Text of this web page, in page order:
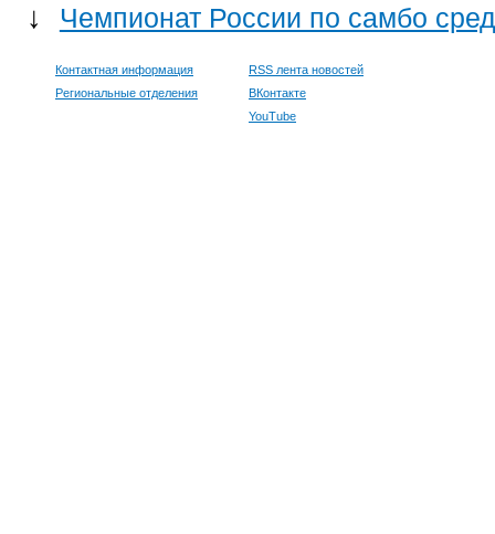
↓ Чемпионат России по самбо
Контактная информация
Региональные отделения
RSS лента новостей
ВКонтакте
YouTube